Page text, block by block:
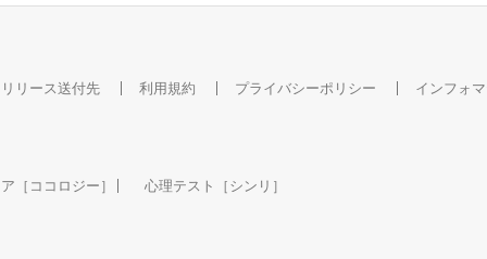
リース送付先 利用規約 プライバシーポリシー インフォ
［ココロジー］ 心理テスト［シンリ］